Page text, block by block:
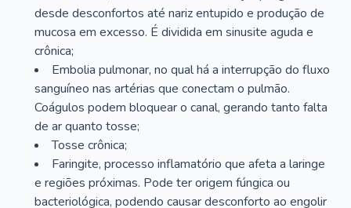
desde desconfortos até nariz entupido e produção de
mucosa em excesso. É dividida em sinusite aguda e
crônica;
Embolia pulmonar, no qual há a interrupção do fluxo
sanguíneo nas artérias que conectam o pulmão.
Coágulos podem bloquear o canal, gerando tanto falta
de ar quanto tosse;
Tosse crônica;
Faringite, processo inflamatório que afeta a laringe
e regiões próximas. Pode ter origem fúngica ou
bacteriológica, podendo causar desconforto ao engolir